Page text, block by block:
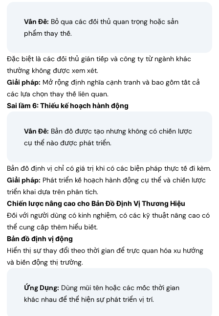
Vấn Đề: Bỏ qua các đối thủ quan trọng hoặc sản
phẩm thay thế.
Đặc biệt là các đối thủ gián tiếp và công ty từ ngành khác
thường không được xem xét.
Giải pháp: Mở rộng định nghĩa cạnh tranh và bao gồm tất cả
các lựa chọn thay thế liên quan.
Sai lầm 6: Thiếu kế hoạch hành động
Vấn Đề: Bản đồ được tạo nhưng không có chiến lược
cụ thể nào được phát triển.
Bản đồ định vị chỉ có giá trị khi có các biện pháp thực tế đi kèm.
Giải pháp: Phát triển kế hoạch hành động cụ thể và chiến lược
triển khai dựa trên phân tích.
Chiến lược nâng cao cho Bản Đồ Định Vị Thương Hiệu
Đối với người dùng có kinh nghiệm, có các kỹ thuật nâng cao có
thể cung cấp thêm hiểu biết.
Bản đồ định vị động
Hiển thị sự thay đổi theo thời gian để trực quan hóa xu hướng
và biến động thị trường.
Ứng Dụng: Dùng mũi tên hoặc các mốc thời gian
khác nhau để thể hiện sự phát triển vị trí.